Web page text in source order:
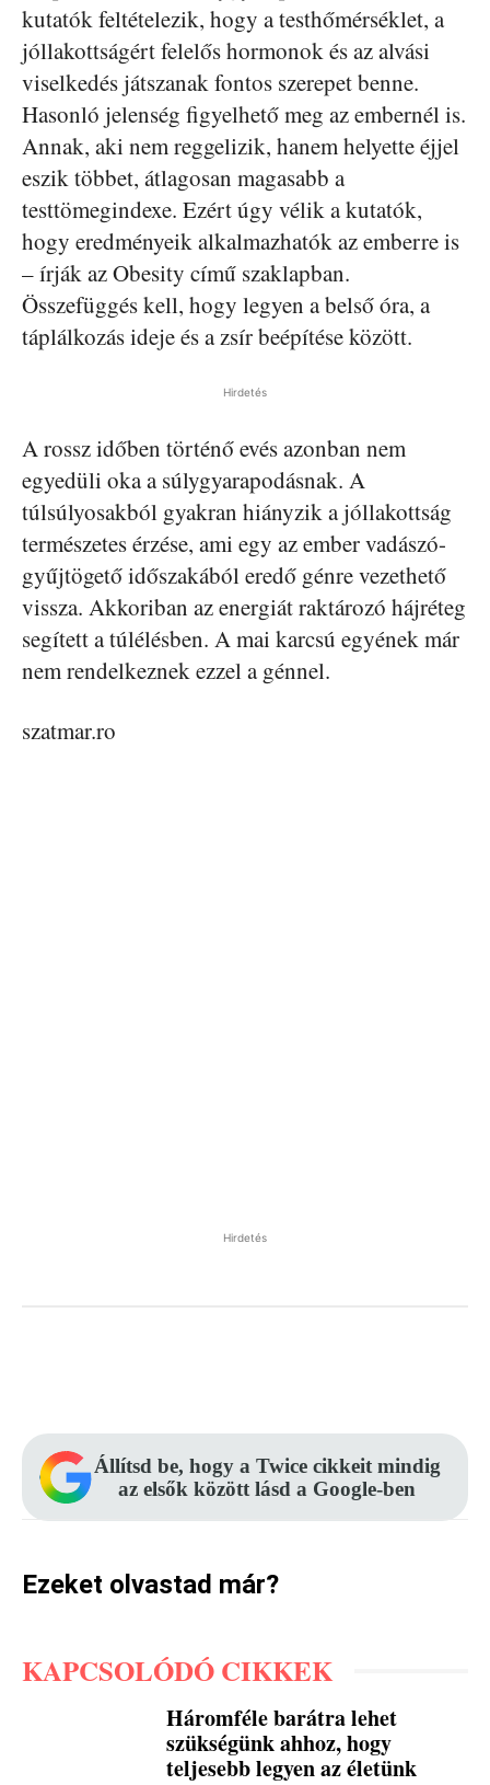
kutatók feltételezik, hogy a testhőmérséklet, a
jóllakottságért felelős hormonok és az alvási
viselkedés játszanak fontos szerepet benne.
Hasonló jelenség figyelhető meg az embernél is.
Annak, aki nem reggelizik, hanem helyette éjjel
eszik többet, átlagosan magasabb a
testtömegindexe. Ezért úgy vélik a kutatók,
hogy eredményeik alkalmazhatók az emberre is
– írják az Obesity című szaklapban.
Összefüggés kell, hogy legyen a belső óra, a
táplálkozás ideje és a zsír beépítése között.
Hirdetés
A rossz időben történő evés azonban nem
egyedüli oka a súlygyarapodásnak. A
túlsúlyosakból gyakran hiányzik a jóllakottság
természetes érzése, ami egy az ember vadászó-
gyűjtögető időszakából eredő génre vezethető
vissza. Akkoriban az energiát raktározó hájréteg
segített a túlélésben. A mai karcsú egyének már
nem rendelkeznek ezzel a génnel.
szatmar.ro
Hirdetés
Állítsd be, hogy a Twice cikkeit mindig
az elsők között lásd a Google-ben
Ezeket olvastad már?
KAPCSOLÓDÓ CIKKEK
Háromféle barátra lehet
szükségünk ahhoz, hogy
teljesebb legyen az életünk